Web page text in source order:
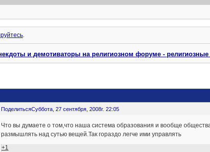
.
и демотиваторы на религиозном форуме -
ПоделитьсяСуббота, 27 сентября, 2008г. 22:05
Что вы думаете о том,что наша система образования и вообще
размышлять над сутью вещей.Так гораздо легче ими управлять
+1